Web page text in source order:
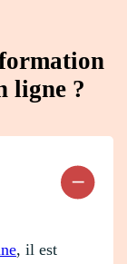
ligne ?
, il est